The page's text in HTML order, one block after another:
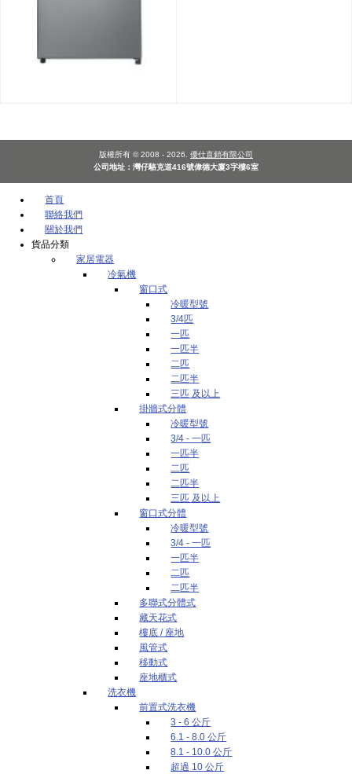
版權所有 © 2008 - 2026. 優仕直銷有限公司
公司地址：灣仔駱克道416號偉德大廈3字樓6室
首頁
聯絡我們
關於我們
貨品分類
家居電器
冷氣機
窗口式
冷暖型號
3/4匹
一匹
一匹半
二匹
二匹半
三匹 及以上
掛牆式分體
冷暖型號
3/4 - 一匹
一匹半
二匹
二匹半
三匹 及以上
窗口式分體
冷暖型號
3/4 - 一匹
一匹半
二匹
二匹半
多聯式分體式
藏天花式
樓底 / 座地
風管式
移動式
座地櫃式
洗衣機
前置式洗衣機
3 - 6 公斤
6.1 - 8.0 公斤
8.1 - 10.0 公斤
超過 10 公斤